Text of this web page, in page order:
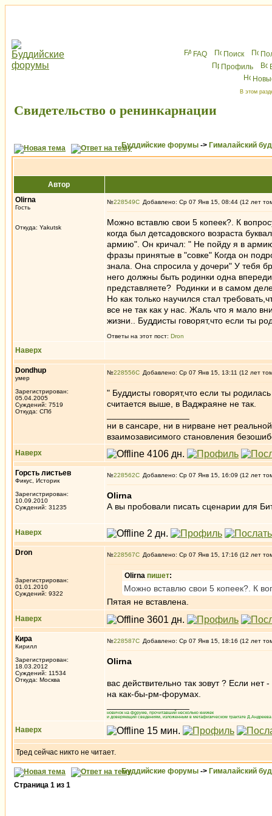
FAQ Поиск
Профиль
В этом
Свидетельство о ренинкарнации
Буддийские форумы -> Гималайский
Автор
Olirna
Гость
Откуда: Yakutsk
№228549 Добавлено: Ср 07 Янв 15, 08:44 (12 лет
Можно вставлю свои 5 копеек?. К
когда был детсадовского возраста
армию". Он кричал: " Не пойду я в
фразы принятые в "совке" Когда он
знала. Она спросила у дочери" У тебя
него должны быть родинки одна
представляете? Родинки и в самом
Но как только научился стал
все не так как у нас. Жаль что я мало
жизни.. Буддисты говорят,что если ты
Ответы на этот пост: Dron
Наверх
Dondhup
умер
Зарегистрирован:
05.04.2005
Суждений: 7519
Откуда: СПб
№228556 Добавлено: Ср 07 Янв 15, 13:11 (12 лет
" Буддисты говорят,что если ты
считается выше, в Ваджраяне не так.
ни в сансаре, ни в нирване нет
взаимозависимого становления
Наверх
Горсть листьев
Фикус, Историк
Зарегистрирован:
10.09.2010
Суждений: 31235
№228562 Добавлено: Ср 07 Янв 15, 16:09 (12 лет
Olirna
А вы пробовали писать сценарии для
Наверх
Dron
Зарегистрирован:
01.01.2010
Суждений: 9322
№228567 Добавлено: Ср 07 Янв 15, 17:16 (12 лет
Olirna пишет:
Можно вставлю свои 5 копеек?. К
Пятая не вставлена.
Наверх
Кира
Кирилл
Зарегистрирован:
18.03.2012
Суждений: 11534
Откуда: Москва
№228587 Добавлено: Ср 07 Янв 15, 18:16 (12 лет
Olirna
вас действительно так зовут ? Если
на как-бы-рм-форумах.
новичок на форуме, прочитавший несколько книжек
и доверяющий сведениям, изложенным в метафизическом трактате
Наверх
Тред сейчас никто не читает.
Буддийские форумы -> Гималайский
Страница 1 из 1